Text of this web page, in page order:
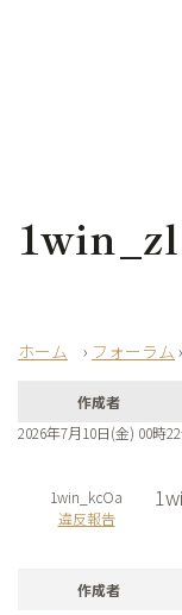
› フォーラム ›
作成者
2026年7月10日(金) 00時
1win_kcOa
違反報告
作成者